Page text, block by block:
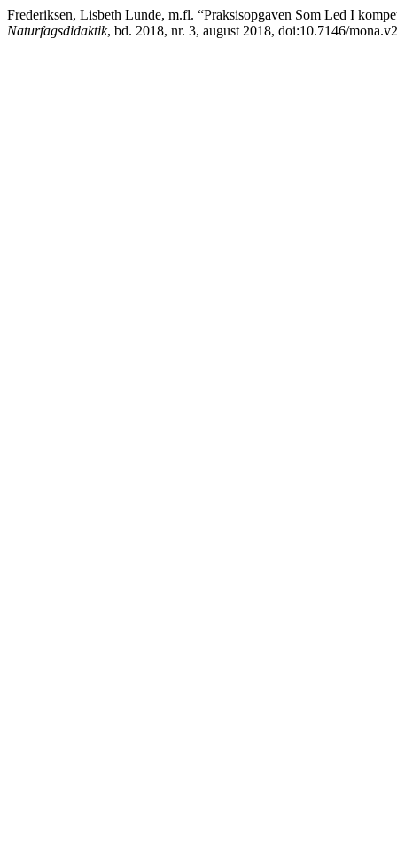
Frederiksen, Lisbeth Lunde, m.fl. “Praksisopgaven Som Led I
Naturfagsdidaktik, bd. 2018, nr. 3, august 2018, doi:10.7146/